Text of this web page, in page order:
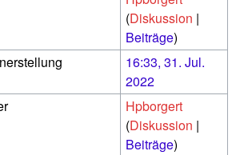
(Diskussion |
Beiträge)
16:33, 31. Jul.
2022
Hpborgert
(Diskussion |
Beiträge)